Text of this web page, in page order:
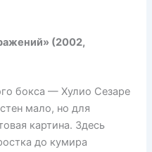
(2002,
бокса — Хулио Сезаре
мало, но для
картина. Здесь
до кумира